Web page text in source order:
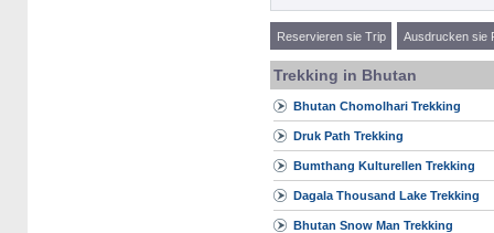
Reservieren sie Trip Ausdrucken sie
Trekking in Bhutan
Bhutan Chomolhari Trekking
Druk Path Trekking
Bumthang Kulturellen Trekking
Dagala Thousand Lake Trekking
Bhutan Snow Man Trekking